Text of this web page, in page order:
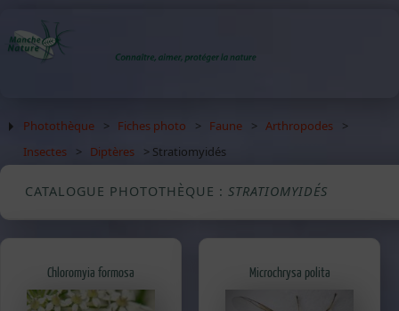
Photothèque > Fiches photo > Faune > Arthropodes
>
Insectes
> Diptères > Stratiomyidés
CATALOGUE PHOTOTHÈQUE : STRATIOMYIDÉS
Chloromyia formosa Microchrysa polita